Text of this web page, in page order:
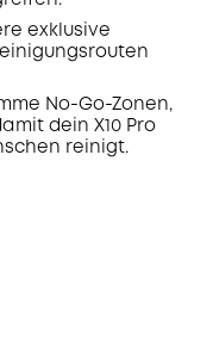
exklusive
No-Go-Zonen,
dein X10 Pro
reinigt.